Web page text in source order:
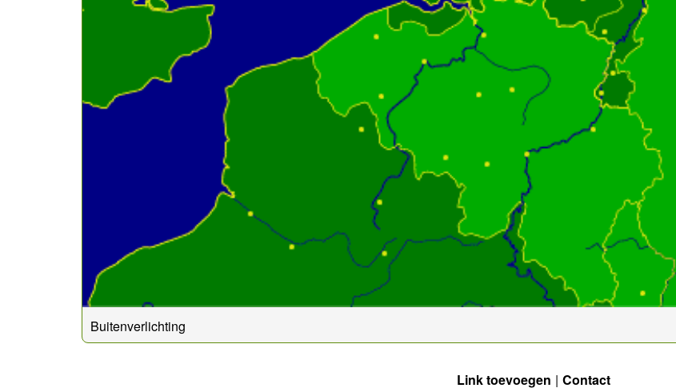
Buitenverlichting
Link toevoegen Contact